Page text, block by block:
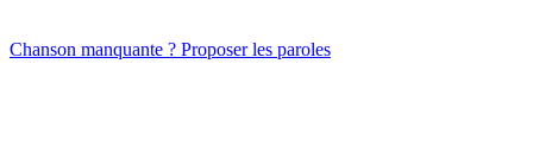
Chanson manquante ? Proposer les paroles